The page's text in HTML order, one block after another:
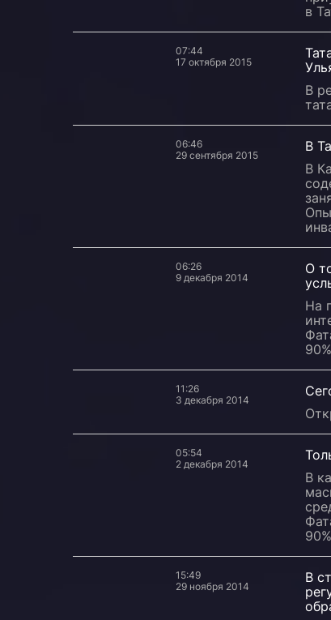
в
07:44
17 октября 2015
В
06:46
29 сентября 2015
В
В
06:26
9 декабря 2014
О
На
11:26
3 декабря 2014
05:54
2 декабря 2014
В
15:49
29 ноября 2014
В